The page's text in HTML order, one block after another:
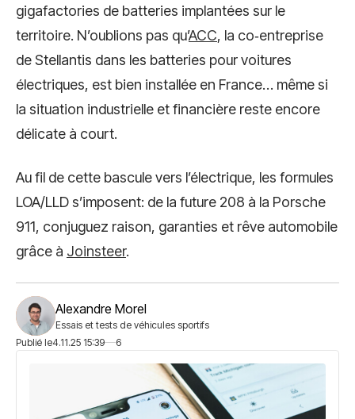
gigafactories de batteries implantées sur le
territoire. N’oublions pas qu’ACC, la co‑entreprise
de Stellantis dans les batteries pour voitures
électriques, est bien installée en France… même si
la situation industrielle et financière reste encore
délicate à court.
Au fil de cette bascule vers l’électrique, les formules
LOA/LLD s’imposent: de la future 208 à la Porsche
911, conjuguez raison, garanties et rêve automobile
grâce à Joinsteer.
Alexandre Morel
Essais et tests de véhicules sportifs
Publié le4.11.25 15:39 6